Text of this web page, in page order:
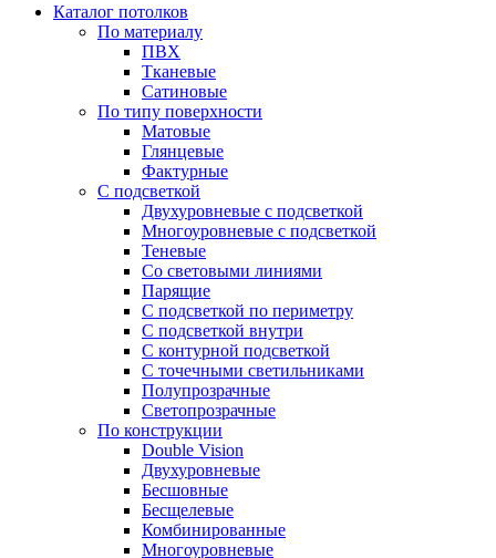
Каталог потолков
По материалу
ПВХ
Тканевые
Сатиновые
По типу поверхности
Матовые
Глянцевые
Фактурные
С подсветкой
Двухуровневые с подсветкой
Многоуровневые с подсветкой
Теневые
Со световыми линиями
Парящие
С подсветкой по периметру
С подсветкой внутри
С контурной подсветкой
С точечными светильниками
Полупрозрачные
Светопрозрачные
По конструкции
Double Vision
Двухуровневые
Бесшовные
Бесщелевые
Комбинированные
Многоуровневые